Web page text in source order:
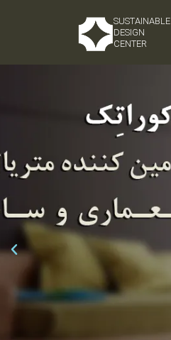
SUSTAINABLE
DESIGN
CENTER